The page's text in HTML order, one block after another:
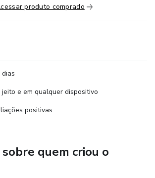
DE DESCOBRIR ATRAVÉS
A PASSO UMA DAS ETAPAS MAIS
CONSULTORIA DE IMAGEM - A
VOCÊ VAI APRENDER A FAZER
PARA SEU TIPO FÍSICO.
produto comprado
e em qualquer dispositivo
positivas
sobre quem criou o